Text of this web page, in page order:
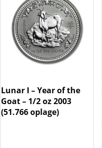
Lunar I – Year of the
Goat – 1/2 oz 2003
(51.766 oplage)